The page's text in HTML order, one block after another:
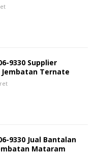
9330 Supplier
Ternate
9330 Jual Bantalan
Mataram